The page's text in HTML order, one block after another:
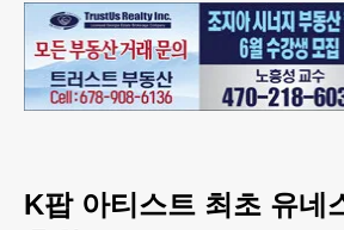
K팝 아티스트 최초 유네